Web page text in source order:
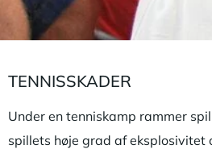
TENNISSKADER
Under en tenniskamp rammer
spillets høje grad af